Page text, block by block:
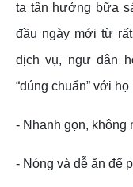
ta tận hưởng bữa
đầu ngày mới từ
dịch vụ, ngư dân
“đúng chuẩn” với
- Nhanh gọn,
- Nóng và dễ ăn để